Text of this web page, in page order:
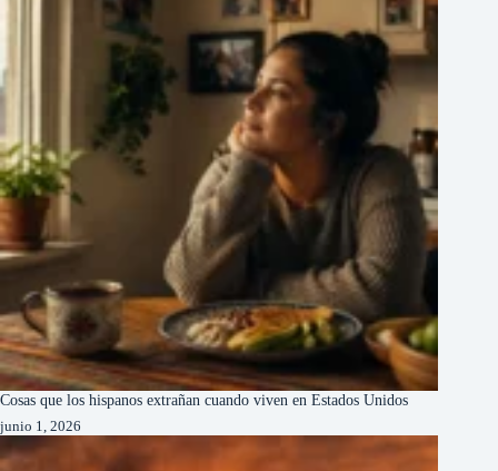
Cosas que los hispanos extrañan cuando viven en Estados Unidos
junio 1, 2026